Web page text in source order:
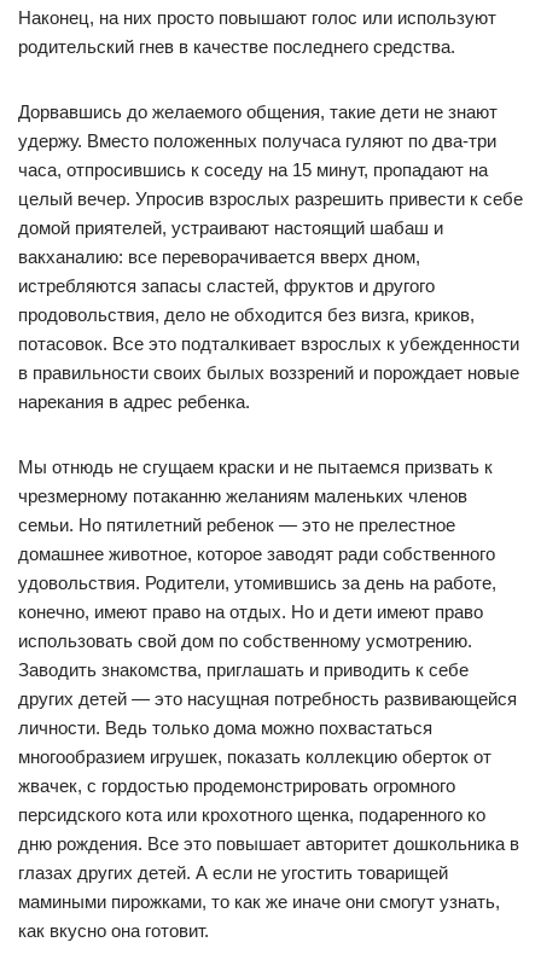
Наконец, на них просто повышают голос или используют
родительский гнев в качестве последнего средства.
Дорвавшись до желаемого общения, такие дети не знают
удержу. Вместо положенных получаса гуляют по два-три
часа, отпросившись к соседу на 15 минут, пропадают на
целый вечер. Упросив взрослых разрешить привести к себе
домой приятелей, устраивают настоящий шабаш и
вакханалию: все переворачивается вверх дном,
истребляются запасы сластей, фруктов и другого
продовольствия, дело не обходится без визга, криков,
потасовок. Все это подталкивает взрослых к убежденности
в правильности своих былых воззрений и порождает новые
нарекания в адрес ребенка.
Мы отнюдь не сгущаем краски и не пытаемся призвать к
чрезмерному потаканню желаниям маленьких членов
семьи. Но пятилетний ребенок — это не прелестное
домашнее животное, которое заводят ради собственного
удовольствия. Родители, утомившись за день на работе,
конечно, имеют право на отдых. Но и дети имеют право
использовать свой дом по собственному усмотрению.
Заводить знакомства, приглашать и приводить к себе
других детей — это насущная потребность развивающейся
личности. Ведь только дома можно похвастаться
многообразием игрушек, показать коллекцию оберток от
жвачек, с гордостью продемонстрировать огромного
персидского кота или крохотного щенка, подаренного ко
дню рождения. Все это повышает авторитет дошкольника в
глазах других детей. А если не угостить товарищей
мамиными пирожками, то как же иначе они смогут узнать,
как вкусно она готовит.